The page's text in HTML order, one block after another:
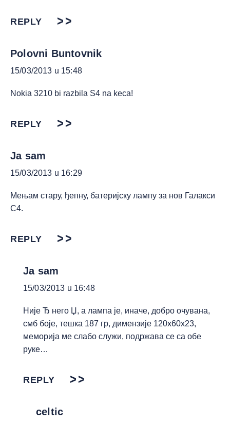
REPLY
Polovni Buntovnik
15/03/2013 u 15:48
Nokia 3210 bi razbila S4 na keca!
REPLY
Ja sam
15/03/2013 u 16:29
Мењам стару, ђепну, батеријску лампу за нов Галакси
С4.
REPLY
Ja sam
15/03/2013 u 16:48
Није Ђ него Џ, а лампа је, иначе, добро очувана,
смб боје, тешка 187 гр, димензије 120х60х23,
меморија ме слабо служи, подржава се са обе
руке…
REPLY
celtic